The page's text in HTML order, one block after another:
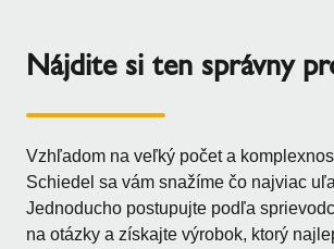
Nájdite si ten správny
Vzhľadom na veľký počet a
Schiedel sa vám snažíme čo najviac
Jednoducho postupujte podľa
na otázky a získajte výrobok, ktorý